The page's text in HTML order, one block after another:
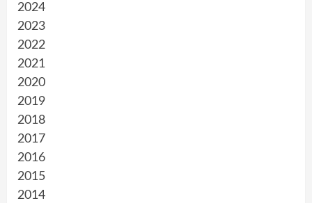
2024
2023
2022
2021
2020
2019
2018
2017
2016
2015
2014